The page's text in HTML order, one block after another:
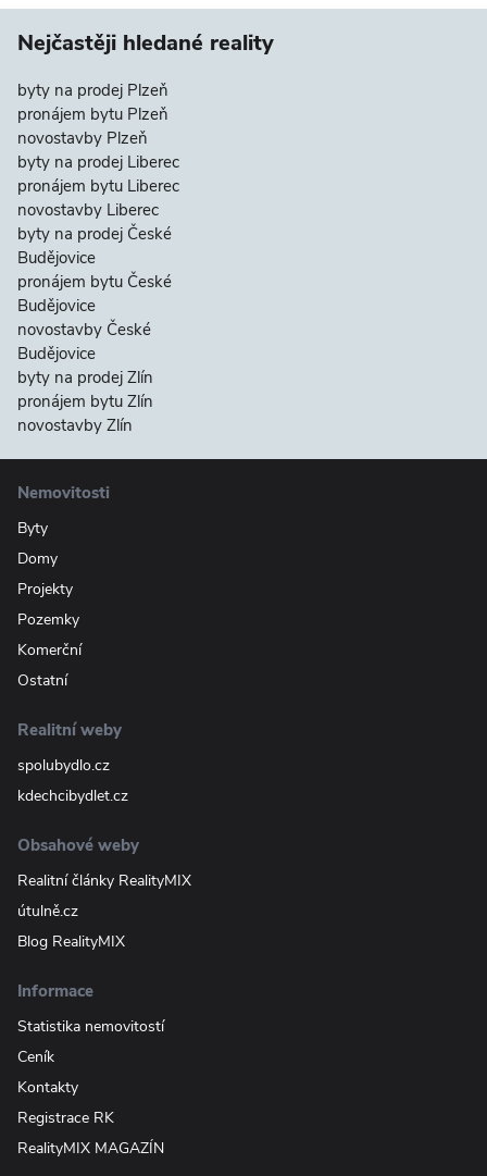
Nejčastěji hledané reality
byty na prodej Plzeň
pronájem bytu Plzeň
novostavby Plzeň
byty na prodej Liberec
pronájem bytu Liberec
novostavby Liberec
byty na prodej České
Budějovice
pronájem bytu České
Budějovice
novostavby České
Budějovice
byty na prodej Zlín
pronájem bytu Zlín
novostavby Zlín
Nemovitosti
Byty
Domy
Projekty
Pozemky
Komerční
Ostatní
Realitní weby
spolubydlo.cz
kdechcibydlet.cz
Obsahové weby
Realitní články RealityMIX
útulně.cz
Blog RealityMIX
Informace
Statistika nemovitostí
Ceník
Kontakty
Registrace RK
RealityMIX MAGAZÍN